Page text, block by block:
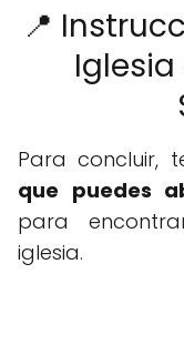
📍
Para concluir,
que puedes
para
iglesia.